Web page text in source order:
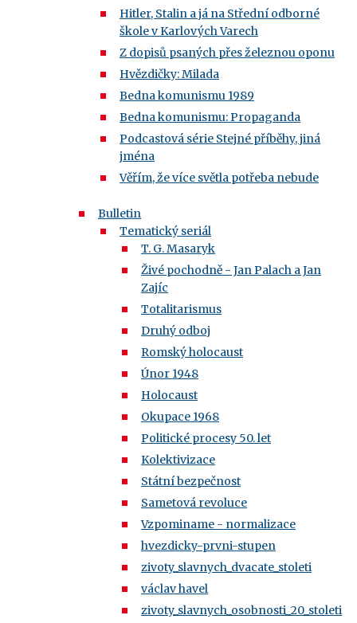
Hitler, Stalin a já na Střední odborné
škole v Karlových Varech
Z dopisů psaných přes železnou oponu
Hvězdičky: Milada
Bedna komunismu 1989
Bedna komunismu: Propaganda
Podcastová série Stejné příběhy, jiná
jména
Věřím, že více světla potřeba nebude
Bulletin
Tematický seriál
T. G. Masaryk
Živé pochodně - Jan Palach a Jan
Zajíc
Totalitarismus
Druhý odboj
Romský holocaust
Únor 1948
Holocaust
Okupace 1968
Politické procesy 50. let
Kolektivizace
Státní bezpečnost
Sametová revoluce
Vzpominame - normalizace
hvezdicky-prvni-stupen
zivoty_slavnych_dvacate_stoleti
václav havel
zivoty_slavnych_osobnosti_20_stoleti